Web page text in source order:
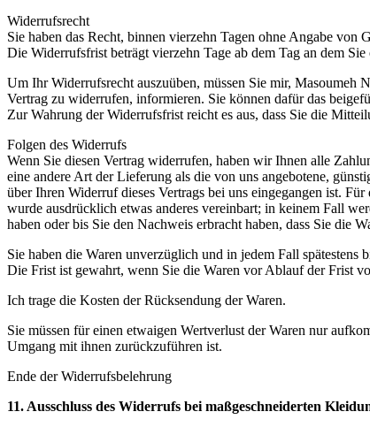
Widerrufsrecht
Sie haben das Recht, binnen vierzehn Tagen ohne Angabe von
Die Widerrufsfrist beträgt vierzehn Tage ab dem Tag an dem
Um Ihr Widerrufsrecht auszuüben, müssen Sie mir,
Vertrag zu widerrufen, informieren. Sie können dafür das
Zur Wahrung der Widerrufsfrist reicht es aus, dass Sie die
Folgen des Widerrufs
Wenn Sie diesen Vertrag widerrufen, haben wir Ihnen alle
eine andere Art der Lieferung als die von uns angebotene,
über Ihren Widerruf dieses Vertrags bei uns eingegangen ist.
wurde ausdrücklich etwas anderes vereinbart; in keinem Fall
haben oder bis Sie den Nachweis erbracht haben, dass Sie die
Sie haben die Waren unverzüglich und in jedem Fall spätestens
Die Frist ist gewahrt, wenn Sie die Waren vor Ablauf der Frist
Ich trage die Kosten der Rücksendung der Waren.
Sie müssen für einen etwaigen Wertverlust der Waren nur
Umgang mit ihnen zurückzuführen ist.
Ende der Widerrufsbelehrung
11. Ausschluss des Widerrufs bei maßgeschneiderten